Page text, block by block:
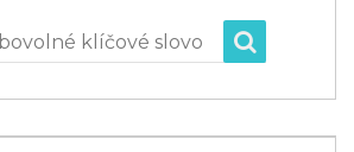
klíčové slovo